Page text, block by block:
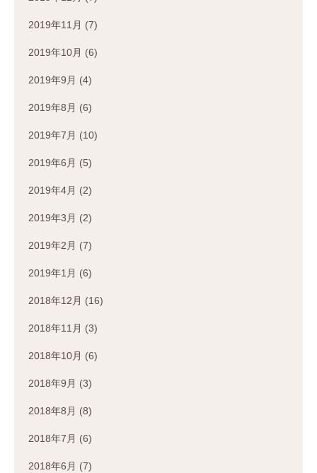
2019年11月 (7)
2019年10月 (6)
2019年9月 (4)
2019年8月 (6)
2019年7月 (10)
2019年6月 (5)
2019年4月 (2)
2019年3月 (2)
2019年2月 (7)
2019年1月 (6)
2018年12月 (16)
2018年11月 (3)
2018年10月 (6)
2018年9月 (3)
2018年8月 (8)
2018年7月 (6)
2018年6月 (7)